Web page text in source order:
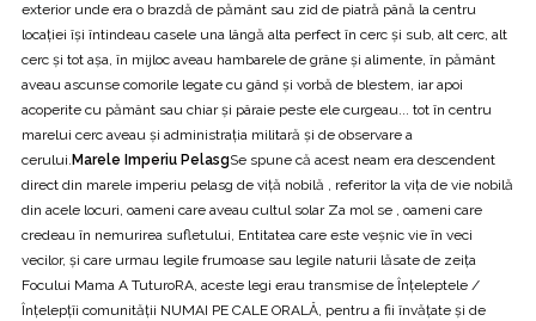
exterior unde era o brazdă de pământ sau zid de piatră până la centru
locației își întindeau casele una lângă alta perfect în cerc și sub, alt cerc, alt
cerc și tot așa, în mijloc aveau hambarele de grâne și alimente, în pământ
aveau ascunse comorile legate cu gând și vorbă de blestem, iar apoi
acoperite cu pământ sau chiar și pâraie peste ele curgeau... tot în centru
marelui cerc aveau și administrația militară și de observare a
cerului. Marele Imperiu PelasgSe spune că acest neam era descendent
direct din marele imperiu pelasg de viță nobilă , referitor la vița de vie nobilă
din acele locuri, oameni care aveau cultul solar Za mol se , oameni care
credeau în nemurirea sufletului, Entitatea care este veșnic vie în veci
vecilor, și care urmau legile frumoase sau legile naturii lăsate de zeița
Focului Mama A TuturoRA, aceste legi erau transmise de Înțeleptele /
Înțelepțîi comunității NUMAI PE CALE ORALĂ, pentru a fii învățate și de